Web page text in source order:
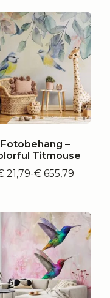
tot
€ 655,79
Fotobehang –
Titmouse
21,79-€655,79
Prijsklasse:
€ 655,79